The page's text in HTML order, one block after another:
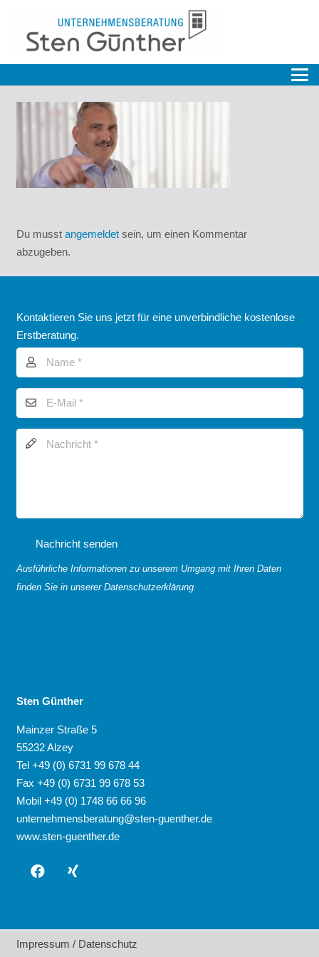
Du musst angemeldetsein, um einen Kommentar
abzugeben.
Kontaktieren Sie uns jetzt für eine unverbindliche kostenlose
Erstberatung.
Nachricht senden
Ausführliche Informationen zu unserem Umgang mit Ihren Daten
finden Sie in unserer Datenschutzerklärung.
Sten Günther
Mainzer Straße 5
55232 Alzey
Tel +49 (0) 6731 99 678 44
Fax +49 (0) 6731 99 678 53
Mobil +49 (0) 1748 66 66 96
unternehmensberatung@sten-guenther.de
www.sten-guenther.de
Impressum / Datenschutz